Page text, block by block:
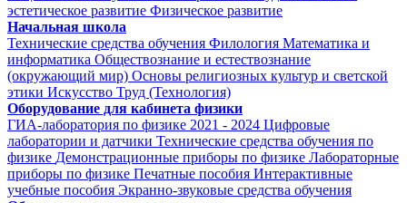
эстетическое развитие Физическое развитие
Начальная школа
Технические средства обучения Филология Математика и
информатика Обществознание и естествознание
(окружающий мир) Основы религиозных культур и светской
этики Искусство Труд (Технология)
Оборудование для кабинета физики
ГИА-лаборатория по физике 2021 - 2024 Цифровые
лаборатории и датчики Технические средства обучения по
физике Демонстрационные приборы по физике Лабораторные
приборы по физике Печатные пособия Интерактивные
учебные пособия Экранно-звуковые средства обучения